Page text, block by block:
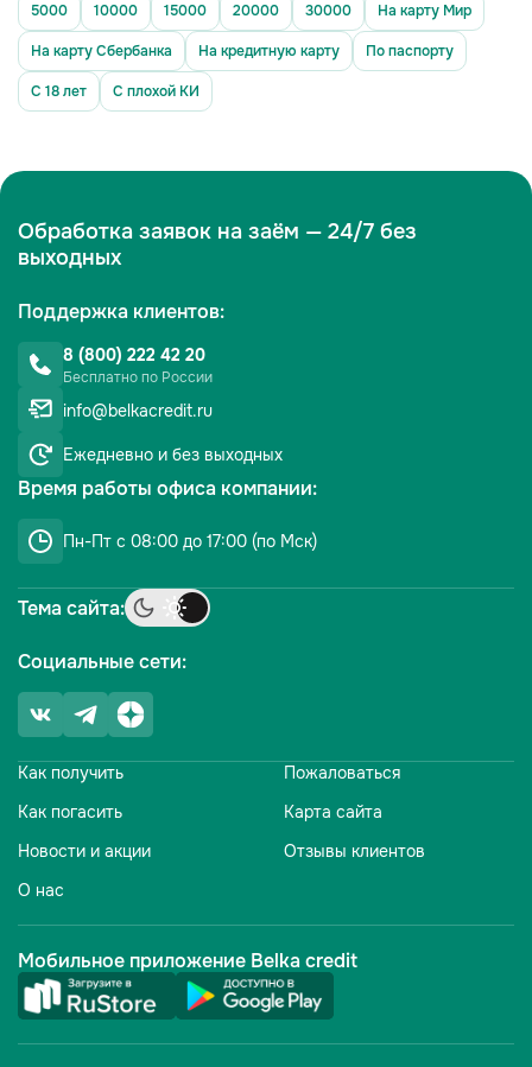
5000 10000 15000 20000 30000 На карту Мир
На карту Сбербанка На кредитную карту По паспорту
С 18 лет С плохой КИ
Обработка заявок на заём — 24/7 без
выходных
Поддержка клиентов:
8 (800) 222 42 20
Бесплатно по России
info@belkacredit.ru
Ежедневно и без выходных
Время работы офиса компании:
Пн-Пт с 08:00 до 17:00 (по Мск)
Как получить
Как погасить
Новости и акции
О нас
Пожаловаться
Карта сайта
Отзывы клиентов
Тема сайта:
Социальные сети:
Мобильное приложение Belka credit